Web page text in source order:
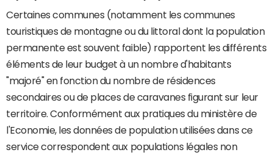
Certaines communes (notamment les communes
touristiques de montagne ou du littoral dont la population
permanente est souvent faible) rapportent les différents
éléments de leur budget à un nombre d'habitants
"majoré" en fonction du nombre de résidences
secondaires ou de places de caravanes figurant sur leur
territoire. Conformément aux pratiques du ministère de
l'Economie, les données de population utilisées dans ce
service correspondent aux populations légales non